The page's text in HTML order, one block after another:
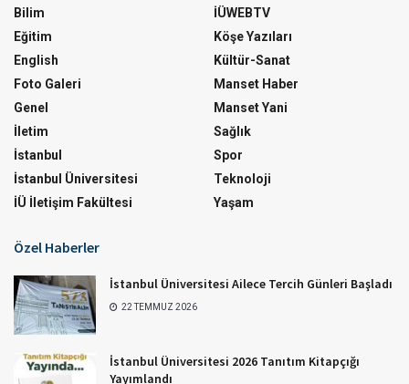
Bilim
Eğitim
English
Foto Galeri
Genel
İletim
İstanbul
İstanbul Üniversitesi
İÜ İletişim Fakültesi
İÜWEBTV
Köşe Yazıları
Kültür-Sanat
Manset Haber
Manset Yani
Sağlık
Spor
Teknoloji
Yaşam
Özel Haberler
İstanbul Üniversitesi Ailece Tercih Günleri Başladı
22 TEMMUZ 2026
İstanbul Üniversitesi 2026 Tanıtım Kitapçığı
Yayımlandı